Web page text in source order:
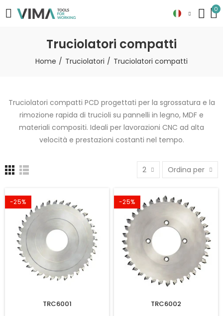
0
Truciolatori compatti
Home Truciolatori Truciolatori compatti
Truciolatori compatti PCD progettati per la sgrossatura e la
rimozione rapida di trucioli su pannelli in legno, MDF e
materiali compositi. Ideali per lavorazioni CNC ad alta
velocità e prestazioni costanti nel tempo.
2 Ordina per
-25%
TRC6001
-25%
TRC6002